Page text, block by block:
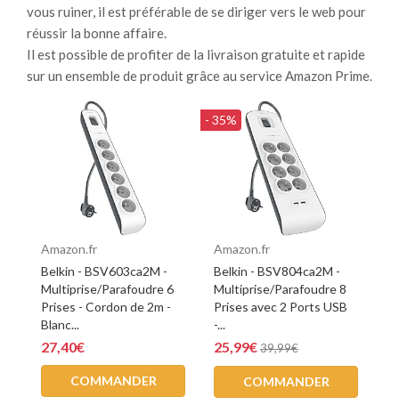
vous ruiner, il est préférable de se diriger vers le web pour
réussir la bonne affaire.
Il est possible de profiter de la livraison gratuite et rapide
sur un ensemble de produit grâce au service Amazon Prime.
Amazon.fr
Belkin - BSV603ca2M -
Multiprise/Parafoudre 6
Prises - Cordon de 2m -
Blanc...
27,40€
COMMANDER
- 35%
Amazon.fr
Belkin - BSV804ca2M -
Multiprise/Parafoudre 8
Prises avec 2 Ports USB
-...
25,99€39,99€
COMMANDER